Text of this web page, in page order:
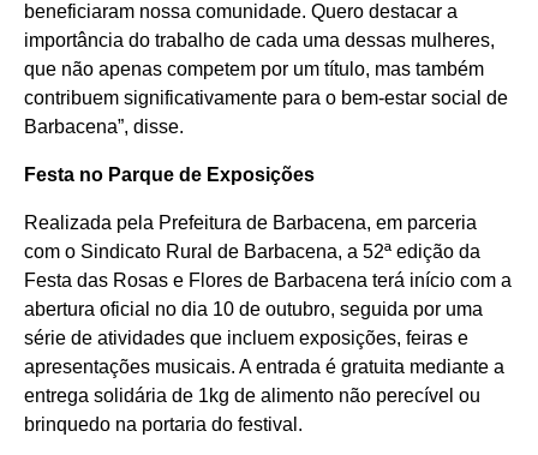
beneficiaram nossa comunidade. Quero destacar a
importância do trabalho de cada uma dessas mulheres,
que não apenas competem por um título, mas também
contribuem significativamente para o bem-estar social de
Barbacena”, disse.
Festa no Parque de Exposições
Realizada pela Prefeitura de Barbacena, em parceria
com o Sindicato Rural de Barbacena, a 52ª edição da
Festa das Rosas e Flores de Barbacena terá início com a
abertura oficial no dia 10 de outubro, seguida por uma
série de atividades que incluem exposições, feiras e
apresentações musicais. A entrada é gratuita mediante a
entrega solidária de 1kg de alimento não perecível ou
brinquedo na portaria do festival.